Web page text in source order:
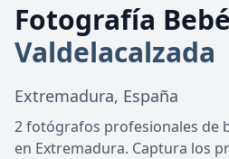
Fotografía Bebé
Valdelacalzada
Extremadura, España
2 fotógrafos profesionales de
en Extremadura. Captura los